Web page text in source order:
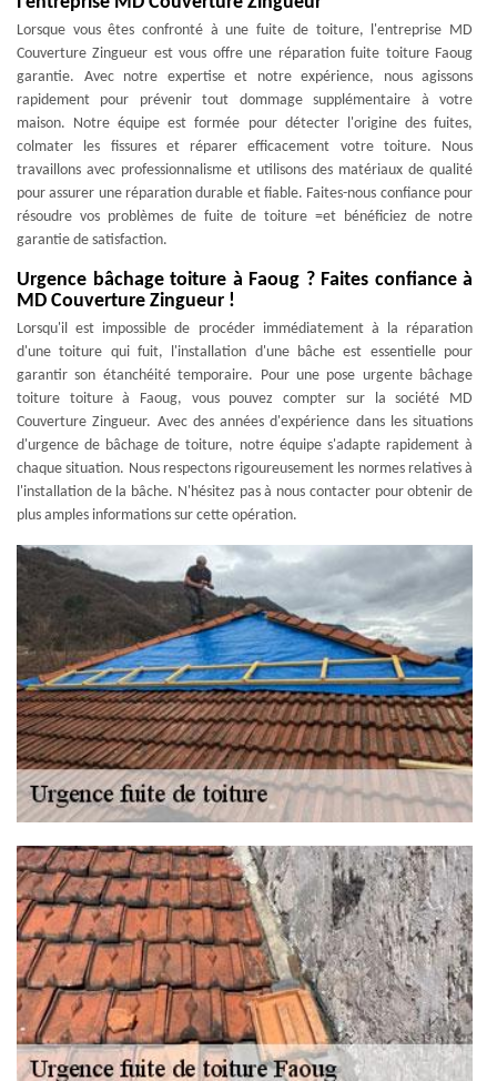
Lorsque vous êtes confronté à une fuite de toiture, l'entreprise MD
Couverture Zingueur est vous offre une réparation fuite toiture Faoug
garantie. Avec notre expertise et notre expérience, nous agissons
rapidement pour prévenir tout dommage supplémentaire à votre
maison. Notre équipe est formée pour détecter l'origine des fuites,
colmater les fissures et réparer efficacement votre toiture. Nous
travaillons avec professionnalisme et utilisons des matériaux de qualité
pour assurer une réparation durable et fiable. Faites-nous confiance pour
résoudre vos problèmes de fuite de toiture =et bénéficiez de notre
garantie de satisfaction.
Urgence bâchage toiture à Faoug ? Faites confiance à
MD Couverture Zingueur !
Lorsqu'il est impossible de procéder immédiatement à la réparation
d'une toiture qui fuit, l'installation d'une bâche est essentielle pour
garantir son étanchéité temporaire. Pour une pose urgente bâchage
toiture toiture à Faoug, vous pouvez compter sur la société MD
Couverture Zingueur. Avec des années d'expérience dans les situations
d'urgence de bâchage de toiture, notre équipe s'adapte rapidement à
chaque situation. Nous respectons rigoureusement les normes relatives à
l'installation de la bâche. N'hésitez pas à nous contacter pour obtenir de
plus amples informations sur cette opération.